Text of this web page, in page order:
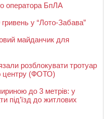
оператора БпЛА
у “Лото-Забава”
майданчик для
розблокувати тротуар
центру (ФОТО)
до 3 метрів: у
під’їзд до житлових